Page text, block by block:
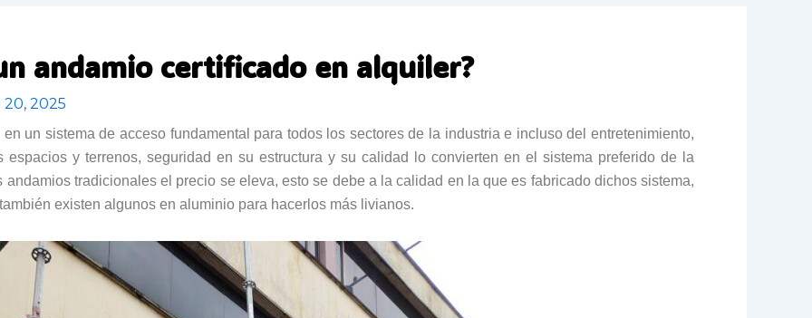
andamio certificado en alquiler?
20, 2025
un sistema de acceso fundamental para todos los sectores de la industria e incluso del entretenimiento,
y terrenos, seguridad en su estructura y su calidad lo convierten en el sistema preferido de la
tradicionales el precio se eleva, esto se debe a la calidad en la que es fabricado dichos sistema,
existen algunos en aluminio para hacerlos más livianos.